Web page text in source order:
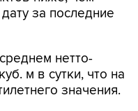
за последние
нетто-
м в сутки, что на
значения.